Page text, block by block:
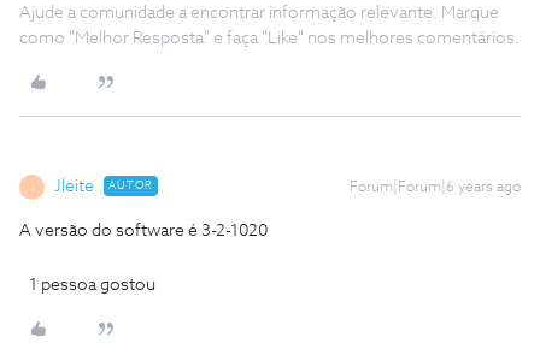
Ajude a comunidade a encontrar informação relevante. Marque
como "Melhor Resposta" e faça "Like" nos melhores comentários.
Jleite AUTOR Forum|Forum|6 years ago
A versão do software é 3-2-1020
1 pessoa gostou